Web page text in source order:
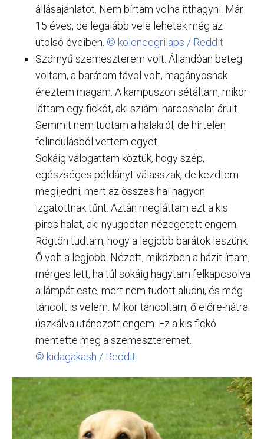
állásajánlatot. Nem bírtam volna itthagyni. Már
15 éves, de legalább vele lehetek még az
utolsó éveiben. © koleneegrilaps / Reddit
Szörnyű szemeszterem volt. Állandóan beteg
voltam, a barátom távol volt, magányosnak
éreztem magam. A kampuszon sétáltam, mikor
láttam egy fickót, aki sziámi harcoshalat árult.
Semmit nem tudtam a halakról, de hirtelen
felindulásból vettem egyet.
Sokáig válogattam köztük, hogy szép,
egészséges példányt válasszak, de kezdtem
megijedni, mert az összes hal nagyon
izgatottnak tűnt. Aztán megláttam ezt a kis
piros halat, aki nyugodtan nézegetett engem.
Rögtön tudtam, hogy a legjobb barátok leszünk.
Ő volt a legjobb. Nézett, miközben a házit írtam,
mérges lett, ha túl sokáig hagytam felkapcsolva
a lámpát este, mert nem tudott aludni, és még
táncolt is velem. Mikor táncoltam, ő előre-hátra
úszkálva utánozott engem. Ez a kis fickó
mentette meg a szemeszteremet.
© kidagakash / Reddit